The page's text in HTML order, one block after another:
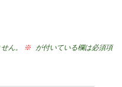
ん。 ※ が付いている欄は必須項